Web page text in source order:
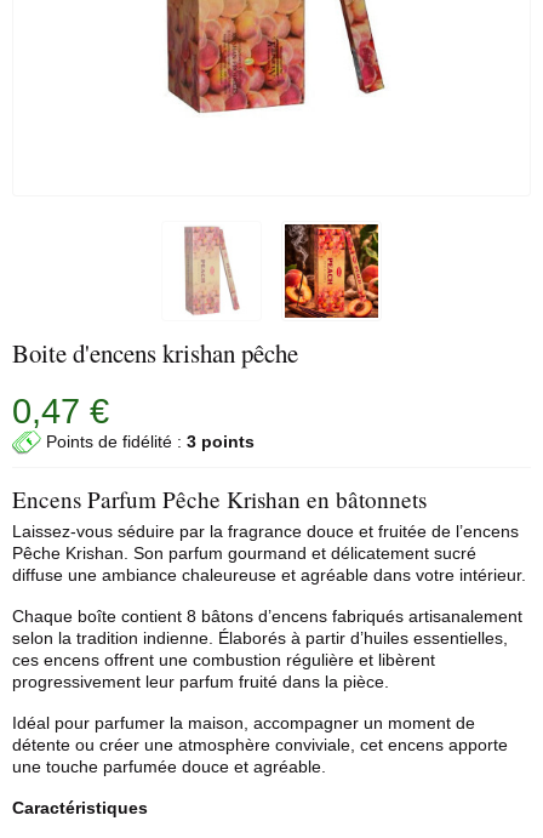
Boite d'encens krishan pêche
0,47 €
Points de fidélité : 3 points
Encens Parfum Pêche Krishan en bâtonnets
Laissez-vous séduire par la fragrance douce et fruitée de l’encens
Pêche Krishan. Son parfum gourmand et délicatement sucré
diffuse une ambiance chaleureuse et agréable dans votre intérieur.
Chaque boîte contient 8 bâtons d’encens fabriqués artisanalement
selon la tradition indienne. Élaborés à partir d’huiles essentielles,
ces encens offrent une combustion régulière et libèrent
progressivement leur parfum fruité dans la pièce.
Idéal pour parfumer la maison, accompagner un moment de
détente ou créer une atmosphère conviviale, cet encens apporte
une touche parfumée douce et agréable.
Caractéristiques